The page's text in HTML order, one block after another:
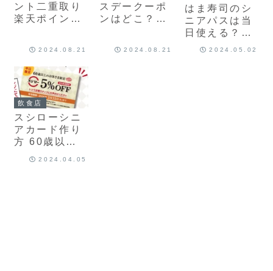
ント二重取り
楽天ポイント
2024.08.21
スデークーポ
ンはどこ？い
届かない
2024.08.21
はま寿司のシ
ニアパスは当
日使える？い
つまで？有効
2024.05.02
飲食店
スシローシニ
アカード作り
方 60歳以上
2024.04.05